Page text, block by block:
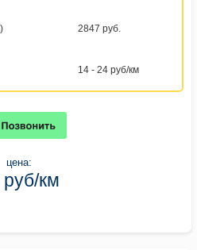
2847 руб.
14 - 24 руб/км
цена:
руб/км